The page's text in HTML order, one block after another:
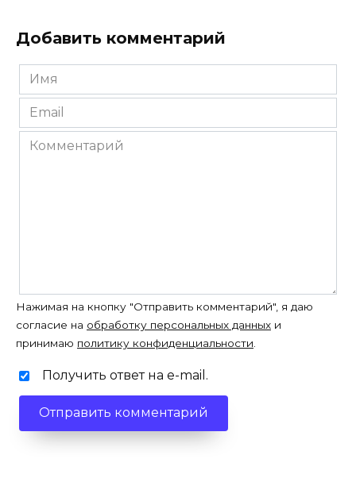
Добавить комментарий
Имя
*
Email
*
Комментарий
Нажимая на кнопку "Отправить комментарий", я даю
согласие на обработку персональных данных и
принимаю политику конфиденциальности
Получить ответ на e-mail.